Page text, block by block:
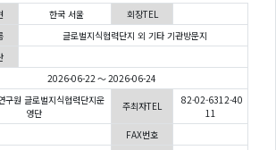
한국 서울
회장TEL
글로벌지식협력단지 외 기타 기관방문지
2026-06-22 ～ 2026-06-24
구원 글로벌지식협력단지운
영단
주최자TEL
82-02-6312-40
11
FAX번호